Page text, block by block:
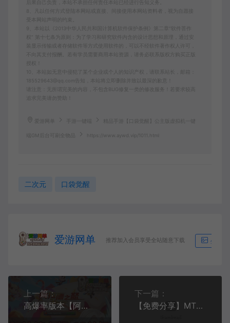
后果自己负责，本站不承担任何责任本站已经进行告知义务。
8、凡以任何方式登陆本网站或直接、间接使用本网站资料者，视为自愿接
受本网站声明的约束。
9、本站以《2013中华人民共和国计算机软件保护条例》第二章"软件菩作
权” 第十七条为原则：为了学习和研究软件内含的设计思想和原理，通过安
装显示传输或者存储软件等方式使用软件的，可以不经软件著作权人许可，
不向其支付报酬。若有学员需要商用本站资源，请务必联系版权方购买正版
10、本站如无意中侵犯了某个企业或个人的知识产权，请联系站长，邮箱：
185529643@qq.com告知，本站将立即删除并致以最深的歉意！
请注意：无所谓完美的内容，不包含BUG修复一类的修改服务！若要求较高
追求完美请勿赞助！
爱游网单 手游一键端 精品手游【口袋觉醒】公主版虚拟机一键
端GM后台可刷全物品 https://www.aywd.vip/1011.html
二次元 口袋觉醒
爱游网单 推荐加入会员享受全站随意下载 生成海
上一篇：
高爆率版本【阿拉德之怒65】单机版虚拟机一键端模拟器手游GM后台
下一篇：
【免费分享】MT3换皮梦幻西游模拟器手游单机版回合制GM后台虚拟机一键端视频安装教程